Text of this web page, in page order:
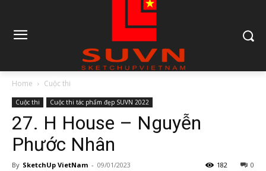
Home Cuộc thi
Cuộc thi Cuộc thi tác phẩm đẹp SUVN 2022
27. H House – Nguyễn
Phước Nhân
By SketchUp VietNam - 09/01/2023 0
182